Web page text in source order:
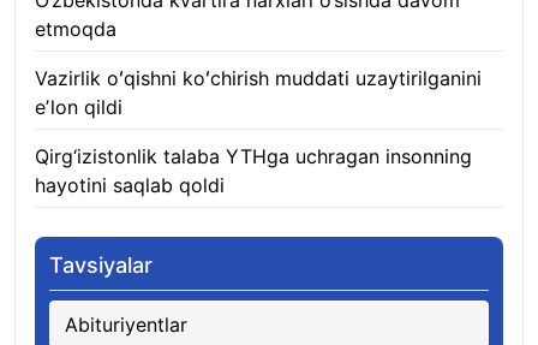
etmoqda
Vazirlik oʻqishni koʻchirish muddati uzaytirilganini
eʼlon qildi
Qirg‘izistonlik talaba YTHga uchragan insonning
hayotini saqlab qoldi
Tavsiyalar
Abituriyentlar